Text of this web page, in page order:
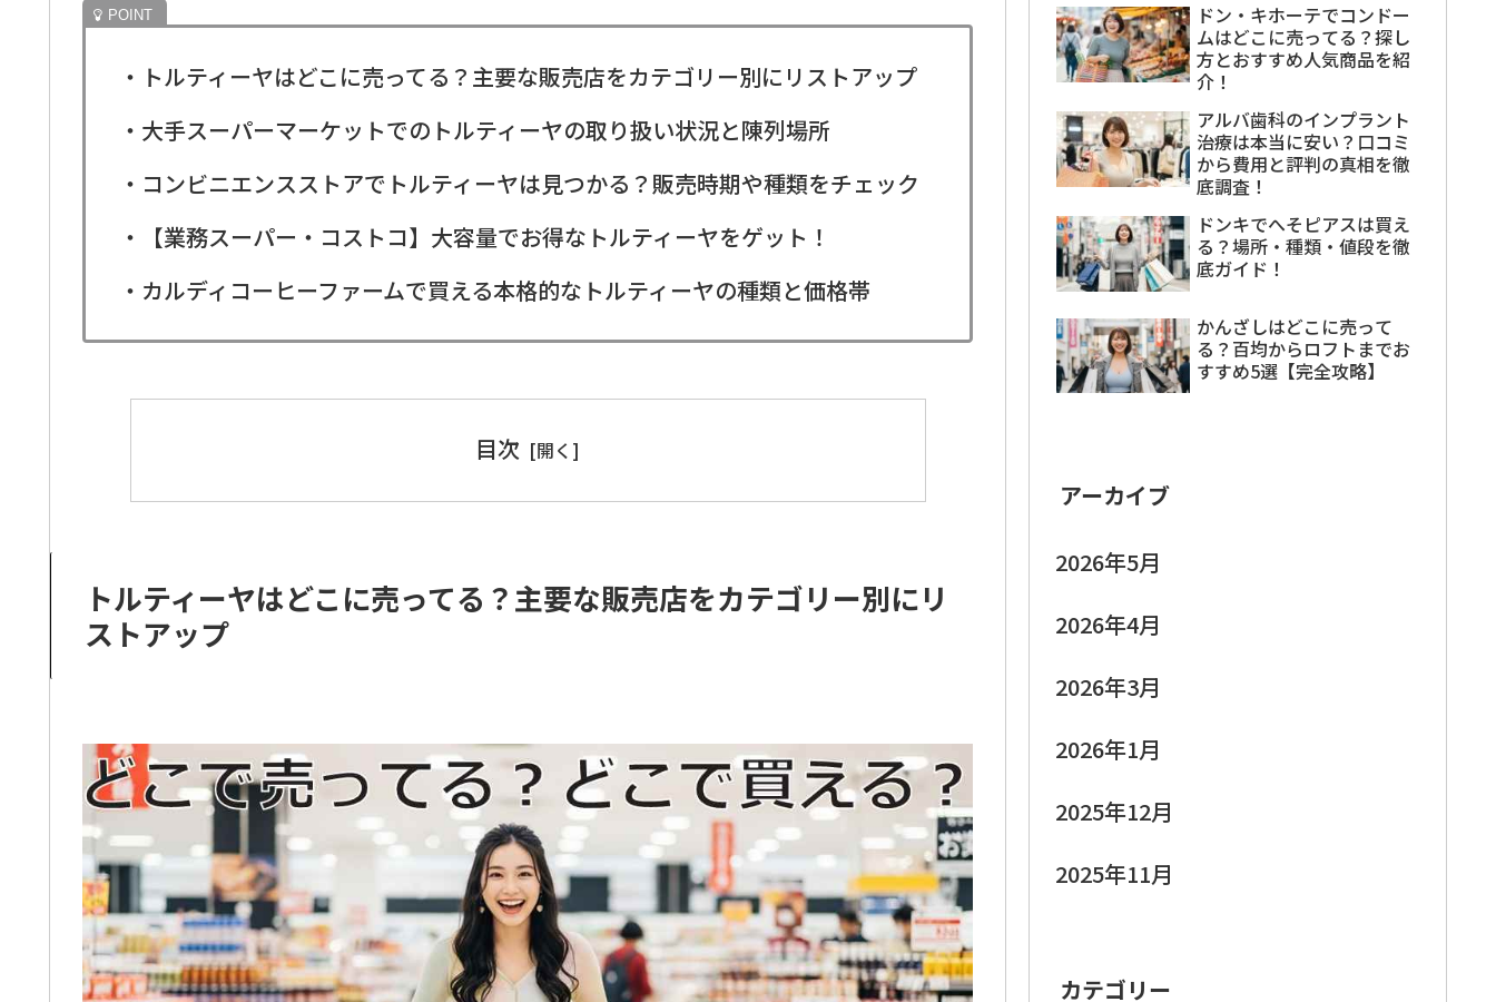
・トルティーヤはどこに売ってる？主要な販売店をカテゴリー別にリストアップ
・大手スーパーマーケットでのトルティーヤの取り扱い状況と陳列場所
・コンビニエンスストアでトルティーヤは見つかる？販売時期や種類をチェック
・【業務スーパー・コストコ】大容量でお得なトルティーヤをゲット！
・カルディコーヒーファームで買える本格的なトルティーヤの種類と価格帯
目次
トルティーヤはどこに売ってる？主要な販売店をカテゴリー別にリ
ストアップ
ドン・キホーテでコンドー
ムはどこに売ってる？探し
方とおすすめ人気商品を紹
介！
アルバ歯科のインプラント
治療は本当に安い？口コミ
から費用と評判の真相を徹
底調査！
ドンキでへそピアスは買え
る？場所・種類・値段を徹
底ガイド！
かんざしはどこに売って
る？百均からロフトまでお
すすめ5選【完全攻略】
アーカイブ
2026年5月
2026年4月
2026年3月
2026年1月
2025年12月
2025年11月
カテゴリー